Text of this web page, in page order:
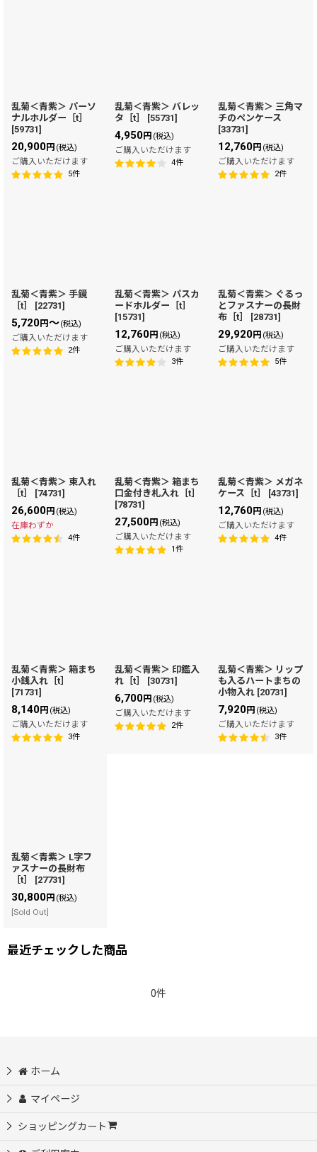
乱菊＜青紫＞ パーソ
ナルホルダー［t］
[59731]
20,900円 (税込)
ご購入いただけます
5件
乱菊＜青紫＞ バレッ
タ［t］
[55731]
4,950円 (税込)
ご購入いただけます
4件
乱菊＜青紫＞ 三角マ
チのペンケース
[33731]
12,760円 (税込)
ご購入いただけます
2件
乱菊＜青紫＞ 手鏡
［t］
[22731]
5,720円～(税込)
ご購入いただけます
2件
乱菊＜青紫＞ パスカ
ードホルダー［t］
[15731]
12,760円 (税込)
ご購入いただけます
3件
乱菊＜青紫＞ ぐるっ
とファスナーの長財
布［t］
[28731]
29,920円 (税込)
ご購入いただけます
5件
乱菊＜青紫＞ 束入れ
［t］
[74731]
26,600円 (税込)
在庫わずか
4件
乱菊＜青紫＞ 箱まち
口金付き札入れ［t］
[78731]
27,500円 (税込)
ご購入いただけます
1件
乱菊＜青紫＞ メガネ
ケース［t］
[43731]
12,760円 (税込)
ご購入いただけます
4件
乱菊＜青紫＞ 箱まち
小銭入れ［t］
[71731]
8,140円 (税込)
ご購入いただけます
3件
乱菊＜青紫＞ 印鑑入
れ［t］
[30731]
6,700円 (税込)
ご購入いただけます
2件
乱菊＜青紫＞ リップ
も入るハートまちの
小物入れ [20731]
7,920円 (税込)
ご購入いただけます
3件
乱菊＜青紫＞ L字フ
ァスナーの長財布
［t］
[27731]
30,800円 (税込)
[Sold Out]
最近チェックした商品
0件
ホーム
マイページ
ショッピングカート